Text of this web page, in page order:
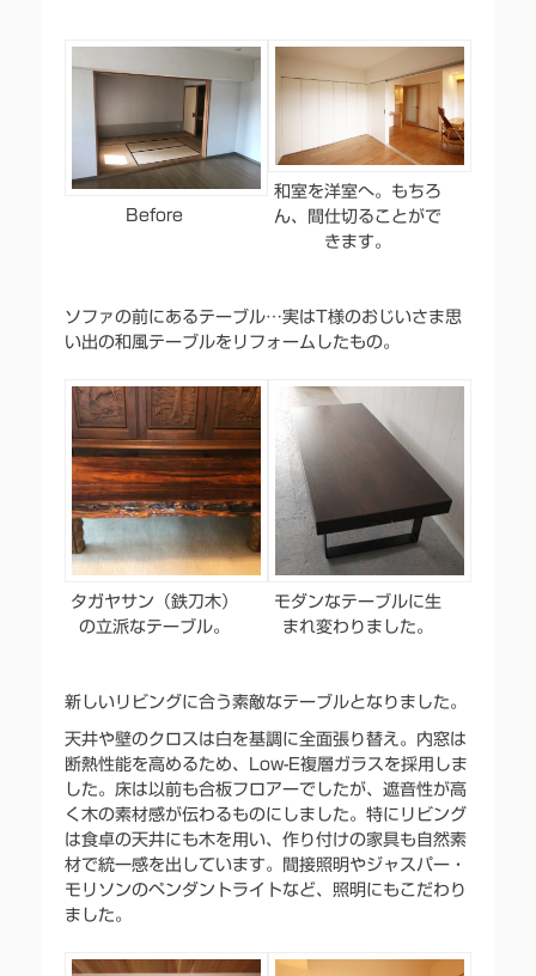
Before
和室を洋室へ。もちろ
ん、間仕切ることがで
きます。
ソファの前にあるテーブル…実はT様のおじいさま思
い出の和風テーブルをリフォームしたもの。
タガヤサン（鉄刀木）
の立派なテーブル。
モダンなテーブルに生
まれ変わりました。
新しいリビングに合う素敵なテーブルとなりました。
天井や壁のクロスは白を基調に全面張り替え。内窓は
断熱性能を高めるため、Low-E複層ガラスを採用しま
した。床は以前も合板フロアーでしたが、遮音性が高
く木の素材感が伝わるものにしました。特にリビング
は食卓の天井にも木を用い、作り付けの家具も自然素
材で統一感を出しています。間接照明やジャスパー・
モリソンのペンダントライトなど、照明にもこだわり
ました。